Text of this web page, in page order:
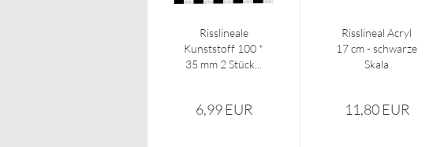
Risslineale
Kunststoff 100 *
35 mm 2 Stück...
6,99 EUR
Risslineal Acryl
17 cm - schwarze
Skala
11,80 EUR